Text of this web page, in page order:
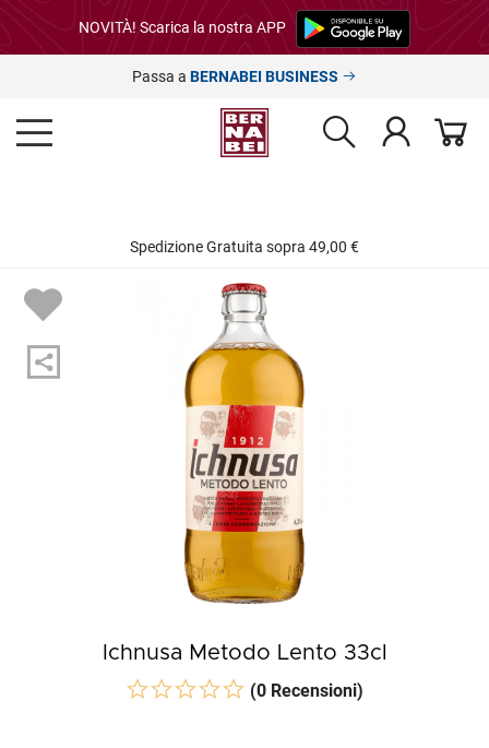
NOVITÀ! Scarica la nostra APP
Passa a BERNABEI BUSINESS
Spedizione Gratuita sopra 49,00 €
Ichnusa Metodo Lento 33cl
(0 Recensioni)